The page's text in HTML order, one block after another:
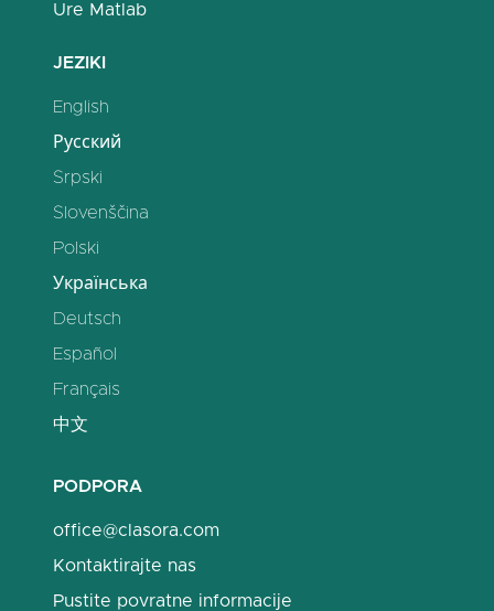
Ure Matlab
JEZIKI
English
Русский
Srpski
Slovenščina
Polski
Українська
Deutsch
Español
Français
中文
PODPORA
office@clasora.com
Kontaktirajte nas
Pustite povratne informacije